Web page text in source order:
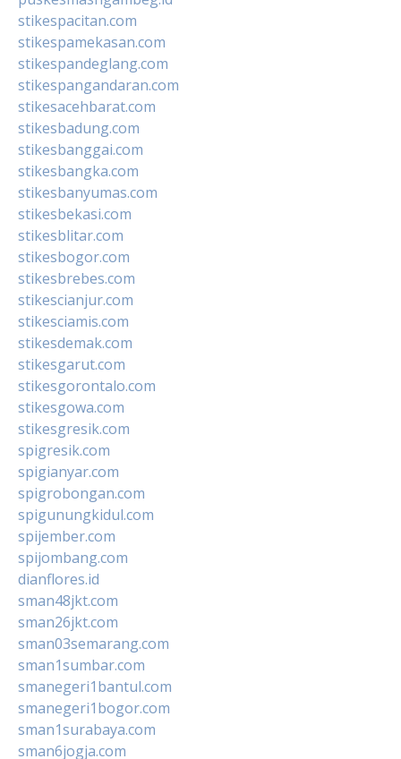
stikespacitan.com
stikespamekasan.com
stikespandeglang.com
stikespangandaran.com
stikesacehbarat.com
stikesbadung.com
stikesbanggai.com
stikesbangka.com
stikesbanyumas.com
stikesbekasi.com
stikesblitar.com
stikesbogor.com
stikesbrebes.com
stikescianjur.com
stikesciamis.com
stikesdemak.com
stikesgarut.com
stikesgorontalo.com
stikesgowa.com
stikesgresik.com
spigresik.com
spigianyar.com
spigrobongan.com
spigunungkidul.com
spijember.com
spijombang.com
dianflores.id
sman48jkt.com
sman26jkt.com
sman03semarang.com
sman1sumbar.com
smanegeri1bantul.com
smanegeri1bogor.com
sman1surabaya.com
sman6jogja.com